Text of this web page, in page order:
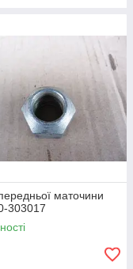
маточини
303017